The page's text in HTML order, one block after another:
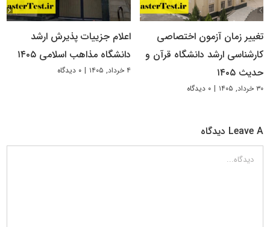
تغییر زمان آزمون اختصاصی
کارشناسی ارشد دانشگاه قرآن و
حدیث ۱۴۰۵
۳۰ خرداد, ۱۴۰۵ | ۰ دیدگاه
اعلام جزییات پذیرش ارشد
دانشگاه مذاهب اسلامی ۱۴۰۵
۴ خرداد, ۱۴۰۵ | ۰ دیدگاه
Leave A دیدگاه
دیدگاه